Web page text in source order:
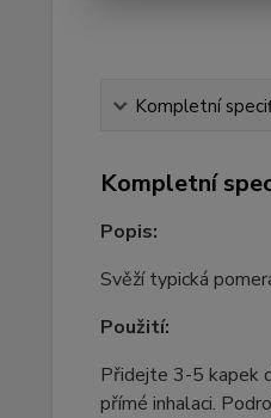
Kompletní
Kompletní
Popis:
Svěží typická
Použití:
Přidejte 3-5 kapek
přímé inhalaci.